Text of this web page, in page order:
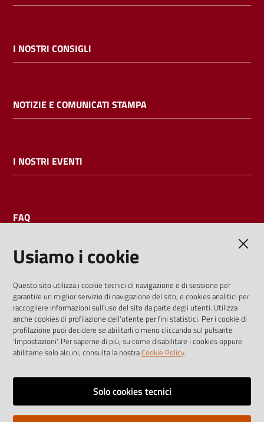
cataloghi
bibliotecario
I NOSTRI CONSIGLI
NOTIZIE E COMUNICATI STAMPA
I NOSTRI EVENTI
FAQ
I dati personali pubblicati sono riutilizzabili solo alle condizioni
previste dalla direttiva comunitaria 2003/98/CE e dal d.lgs.
36/2006
Vai alla pagina
Note legali
Usiamo i cookie
Questo sito utilizza i cookie tecnici di navigazione e di sessione per
garantire un miglior servizio di navigazione del sito, e cookies analitici per
raccogliere informazioni sull'uso del sito da parte degli utenti. Utilizza
anche cookies di profilazione dell'utente per fini statistici. Per i cookie di
profilazione puoi decidere se abilitarli o meno cliccando sul pulsante
'Impostazioni'. Per saperne di più, su come disabilitare i cookies oppure
abilitarne solo alcuni, consulta la nostraCookie Policy.
Solo cookies tecnici